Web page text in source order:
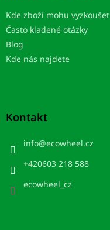
Kde zboží mohu vyzkoušet
Často kladené otázky
Blog
Kde nás najdete
Kontakt
info@ecowheel.cz
+420603 218 588
ecowheel_cz